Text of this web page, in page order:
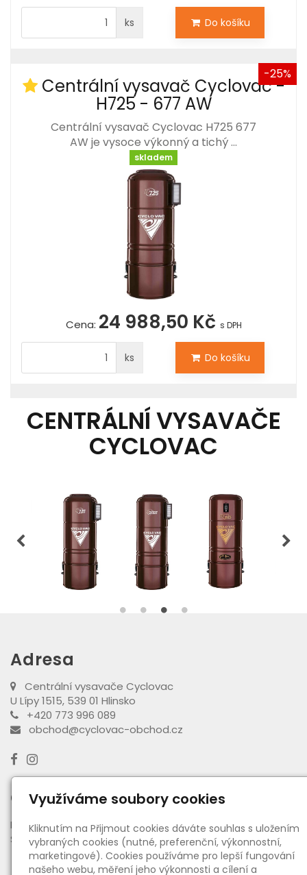
ks Do košíku
-25%
Centrální vysavač Cyclovac -
H725 - 677 AW
Centrální vysavač Cyclovac H725 677
AW je vysoce výkonný a tichý …
skladem
Cena: 24 988,50 Kč s DPH
ks Do košíku
CENTRÁLNÍ VYSAVAČE
CYCLOVAC
Adresa
Centrální vysavače Cyclovac
U Lípy 1515, 539 01 Hlinsko
+420 773 996 089
obchod@cyclovac-obchod.cz
Otevírací doba výdejny
PO - PÁ:08:00 - 16:30
SO:08:00 - 11:00
Využíváme soubory cookies
Kliknutím na Přijmout cookies dáváte souhlas s uložením
vybraných cookies (nutné, preferenční, výkonnostní,
marketingové). Cookies používáme pro lepší fungování
našeho webu, měření jeho výkonnosti a cílení a